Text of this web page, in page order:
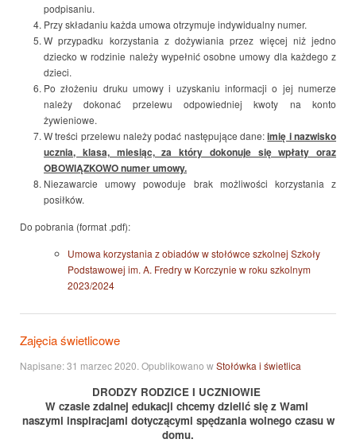
podpisaniu.
Przy składaniu każda umowa otrzymuje indywidualny numer.
W przypadku korzystania z dożywiania przez więcej niż jedno
dziecko w rodzinie należy wypełnić osobne umowy dla każdego z
dzieci.
Po złożeniu druku umowy i uzyskaniu informacji o jej numerze
należy dokonać przelewu odpowiedniej kwoty na konto
żywieniowe.
W treści przelewu należy podać następujące dane:imię i nazwisko
ucznia, klasa, miesiąc, za który dokonuje się wpłaty oraz
OBOWIĄZKOWO numer umowy.
Niezawarcie umowy powoduje brak możliwości korzystania z
posiłków.
Do pobrania (format .pdf):
Umowa korzystania z obiadów w stołówce szkolnej Szkoły
Podstawowej im. A. Fredry w Korczynie w roku szkolnym
2023/2024
Zajęcia świetlicowe
Napisane:31 marzec 2020 . Opublikowano wStołówka i świetlica
DRODZY RODZICE I UCZNIOWIE
W czasie zdalnej edukacji chcemy dzielić się z Wami
naszymi inspiracjami dotyczącymi spędzania wolnego czasu w
domu.